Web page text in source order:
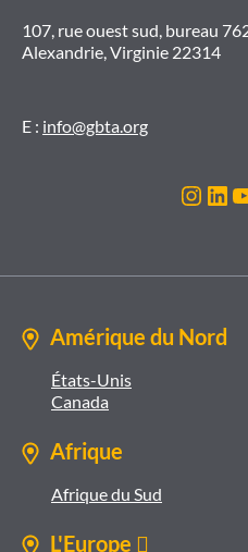
107, rue ouest sud, bureau
Alexandrie, Virginie 22314
E : info@gbta.org
Amérique du Nord
États-Unis
Canada
Afrique
Afrique du Sud
L'Europe 